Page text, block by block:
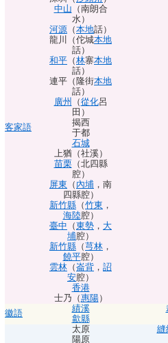
客家語
中山 （南朗合
水）
河源 （本地話）
龍川（佗城本地
話）
和平 （林寨本地
話）
連平（隆街本地
話）
廣州
（從化呂
田）
揭西
于都
石城
上猶（社溪）
苗栗（北四縣
腔）
屏東 （ 內埔 ，南
四縣腔）
新竹縣 （竹東 ，
海陸腔）
臺中 （東勢 ， 大
埔腔）
新竹縣 （芎林 ，
饒平腔）
雲林 （崙背 ， 詔
安腔）
香港
士乃（惠陽）
徽語
績溪
歙縣
太原 縫
陽原